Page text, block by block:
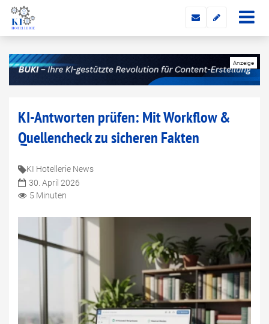
KI-Antworten prüfen: Mit Workflow &
Quellencheck zu sicheren Fakten
KI Hotellerie News
30. April 2026
5 Minuten